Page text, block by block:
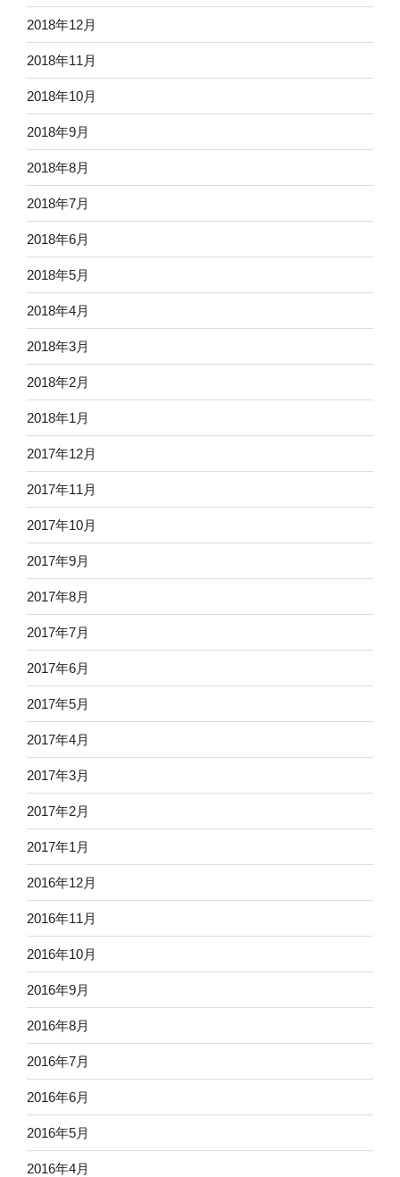
2018年12月
2018年11月
2018年10月
2018年9月
2018年8月
2018年7月
2018年6月
2018年5月
2018年4月
2018年3月
2018年2月
2018年1月
2017年12月
2017年11月
2017年10月
2017年9月
2017年8月
2017年7月
2017年6月
2017年5月
2017年4月
2017年3月
2017年2月
2017年1月
2016年12月
2016年11月
2016年10月
2016年9月
2016年8月
2016年7月
2016年6月
2016年5月
2016年4月